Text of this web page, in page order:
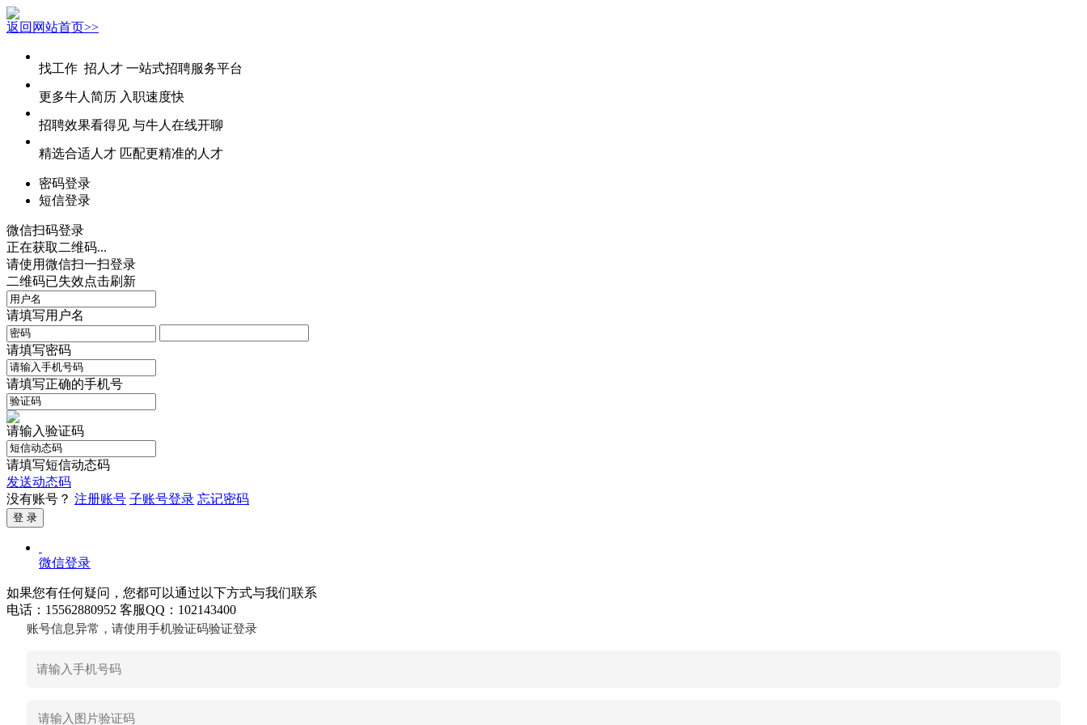
返回网站首页>>
找工作 招人才 一站式招聘服务平台
更多牛人简历 入职速度快
招聘效果看得见 与牛人在线开聊
精选合适人才 匹配更精准的人才
密码登录
短信登录
微信扫码登录
正在获取二维码...
请使用微信扫一扫登录
二维码已失效点击刷新
请填写用户名
请填写密码
请填写正确的手机号
请输入验证码
请填写短信动态码
发送动态码
没有账号？ 注册账号 子账号登录 忘记密码
微信登录
如果您有任何疑问，您都可以通过以下方式与我们联系
电话：15562880952 客服QQ：102143400
账号信息异常，请使用手机验证码验证登录